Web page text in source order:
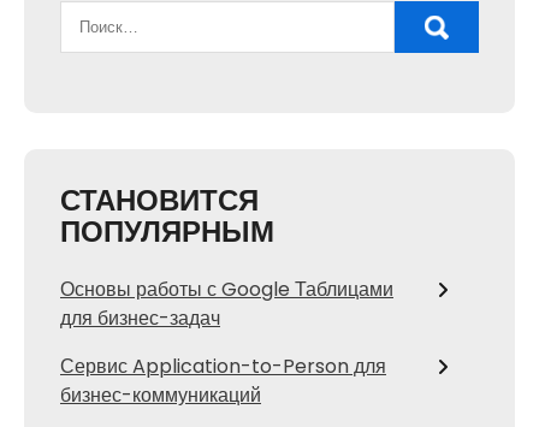
СТАНОВИТСЯ
ПОПУЛЯРНЫМ
Основы работы с Google Таблицами
для бизнес-задач
Сервис Application-to-Person для
бизнес-коммуникаций